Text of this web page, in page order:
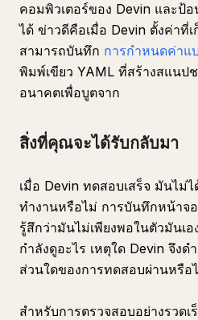
คอมพิวเตอร์ของ Devin และป้
ได้ ข่าวดีคือเมื่อ Devin ตั้งค่าที่
สามารถบันทึก การกำหนดค่าแ
พิมพ์เขียว YAML ที่สร้างสแนป
อนาคตเพื่อบูตจาก
สิ่งที่คุณจะได้รับกลับมา
เมื่อ Devin ทดสอบเสร็จ มันไม่
ทำงานหรือไม่ การบันทึกหน้าจ
รู้สึกว่ามันไม่เพียงพอในตัวมันเ
กำลังดูอะไร เหตุใด Devin จึงด
ส่วนใดของการทดสอบผ่านหรือ
สำหรับการตรวจสอบอย่างรวด